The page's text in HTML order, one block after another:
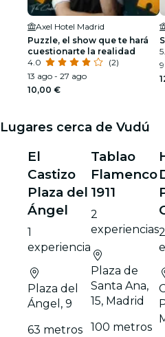
Axel Hotel Madrid
Puzzle, el show que te hará
cuestionarte la realidad
4.0
(2)
13 ago - 27 ago
10,00 €
Lugares cerca de Vudú
El
Castizo
Plaza del
Ángel
1
experiencia
Plaza del
Ángel, 9
63 metros
Tablao
Flamenco
1911
2
experiencias
Plaza de
Santa Ana,
15, Madrid
100 metros
2